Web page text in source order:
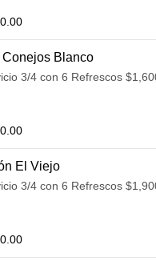
Conejos Blanco
3/4 con 6 Refrescos
El Viejo
3/4 con 6 Refrescos